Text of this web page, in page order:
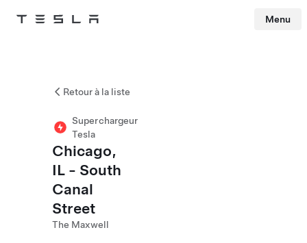
Tesla Menu
Retour à la liste
Superchargeur
Tesla
Chicago,
IL - South
Canal
Street
The Maxwell